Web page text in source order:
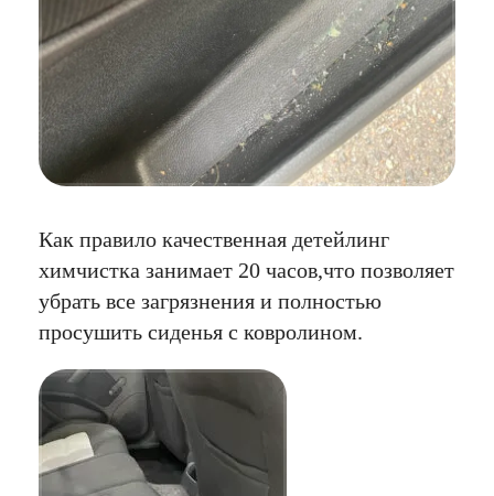
Как правило качественная детейлинг
химчистка занимает 20 часов,что позволяет
убрать все загрязнения и полностью
просушить сиденья с ковролином.